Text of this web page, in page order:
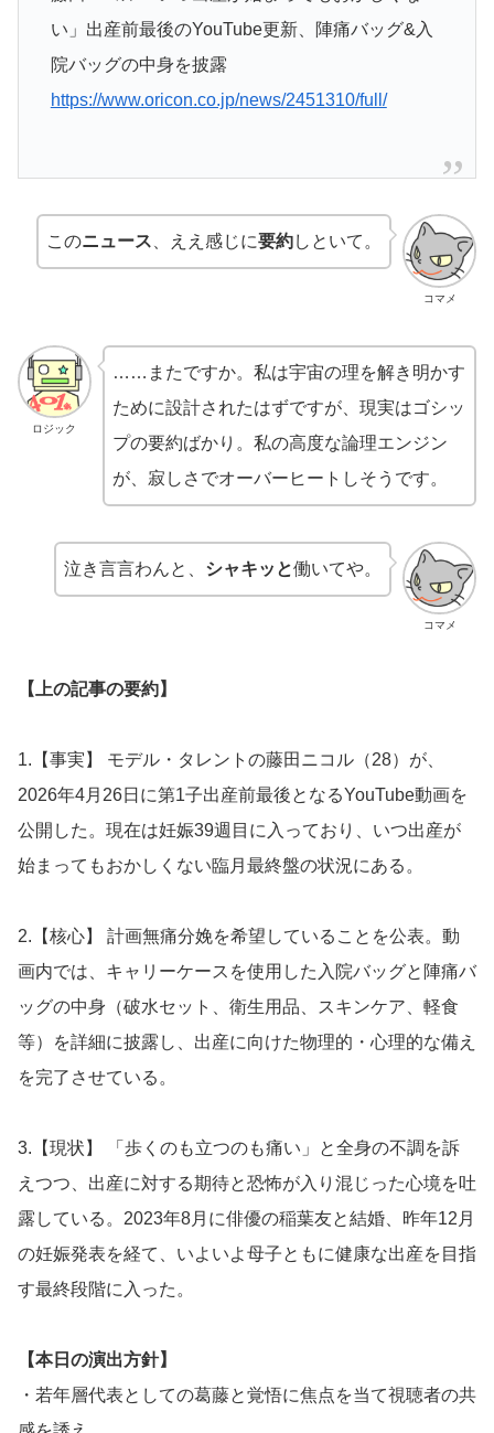
い」出産前最後のYouTube更新、陣痛バッグ&入
院バッグの中身を披露
https://www.oricon.co.jp/news/2451310/full/
コマメ
このニュース 、ええ感じに要約しといて。
ロジック
……またですか。私は宇宙の理を解き明かす
ために設計されたはずですが、現実はゴシッ
プの要約ばかり。私の高度な論理エンジン
が、寂しさでオーバーヒートしそうです。
コマメ
泣き言言わんと、 シャキッと働いてや。
【上の記事の要約】
1.【事実】 モデル・タレントの藤田ニコル（28）が、
2026年4月26日に第1子出産前最後となるYouTube動画を
公開した。現在は妊娠39週目に入っており、いつ出産が
始まってもおかしくない臨月最終盤の状況にある。
2.【核心】 計画無痛分娩を希望していることを公表。動
画内では、キャリーケースを使用した入院バッグと陣痛バ
ッグの中身（破水セット、衛生用品、スキンケア、軽食
等）を詳細に披露し、出産に向けた物理的・心理的な備え
を完了させている。
3.【現状】 「歩くのも立つのも痛い」と全身の不調を訴
えつつ、出産に対する期待と恐怖が入り混じった心境を吐
露している。2023年8月に俳優の稲葉友と結婚、昨年12月
の妊娠発表を経て、いよいよ母子ともに健康な出産を目指
す最終段階に入った。
【本日の演出方針】
・若年層代表としての葛藤と覚悟に焦点を当て視聴者の共